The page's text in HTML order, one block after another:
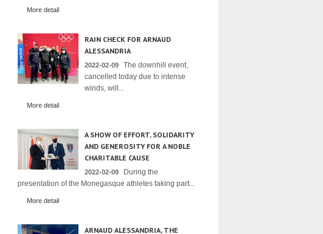
More detail
RAIN CHECK FOR ARNAUD
ALESSANDRIA
2022-02-09
The downhill event,
cancelled today due to intense
winds, will...
More detail
A SHOW OF EFFORT, SOLIDARITY
AND GENEROSITY FOR A NOBLE
CHARITABLE CAUSE
2022-02-09
During the
presentation of the Monegasque athletes taking part...
More detail
ARNAUD ALESSANDRIA, THE